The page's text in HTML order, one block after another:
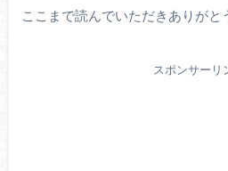
ここまで読んでいただきありがと
スポンサーリ